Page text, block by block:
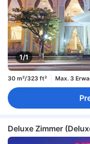
1/1
30 m²/323 ft² Max. 3
Deluxe Zimmer